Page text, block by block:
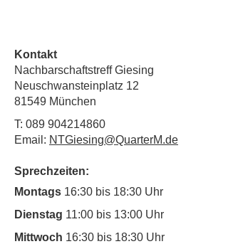
Kontakt
Nachbarschaftstreff Giesing
Neuschwansteinplatz 12
81549 München
T: 089 904214860
Email: NTGiesing@QuarterM.de
Sprechzeiten:
Montags 16:30 bis 18:30 Uhr
Dienstag 11:00 bis 13:00 Uhr
Mittwoch 16:30 bis 18:30 Uhr